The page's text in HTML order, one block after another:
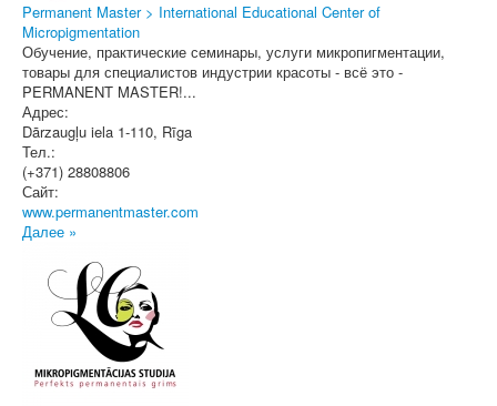
Permanent Master > International Educational Center of
Micropigmentation
Обучение, практические семинары, услуги микропигментации,
товары для специалистов индустрии красоты - всё это -
PERMANENT MASTER!...
Адрес:
Dārzaugļu iela 1-110, Rīga
Тел.:
(+371) 28808806
Сайт:
www.permanentmaster.com
Далее »